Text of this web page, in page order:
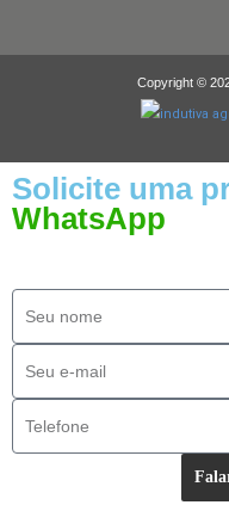
Copyright ©
Solicite uma
WhatsApp